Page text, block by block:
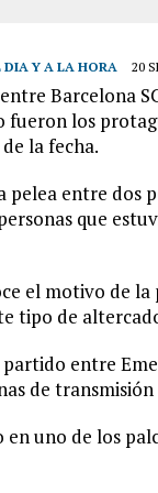
DIA Y A LA HORA 20
Barcelona
fueron los
la fecha.
pelea entre dos
que
el motivo de la
tipo de
partido entre
de
en uno de los